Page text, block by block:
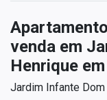
venda em
Henrique
Jardim Infante Dom